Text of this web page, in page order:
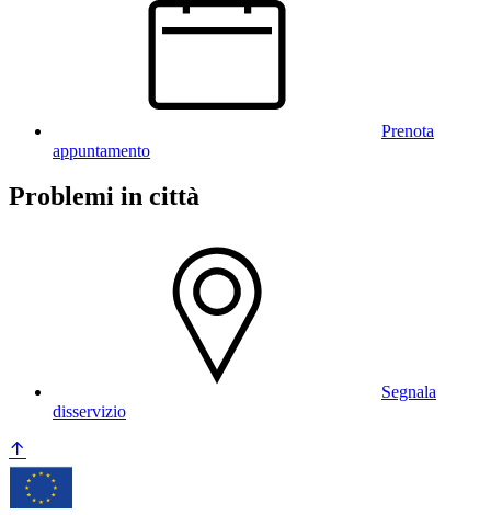
Prenota
appuntamento
Problemi in città
Segnala
disservizio